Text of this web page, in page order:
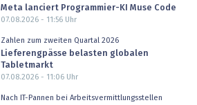
Meta lanciert Programmier-KI Muse Code
07.08.2026 - 11:56Uhr
Zahlen zum zweiten Quartal 2026
Lieferengpässe belasten globalen
Tabletmarkt
07.08.2026 - 11:06Uhr
Nach IT-Pannen bei Arbeitsvermittlungsstellen